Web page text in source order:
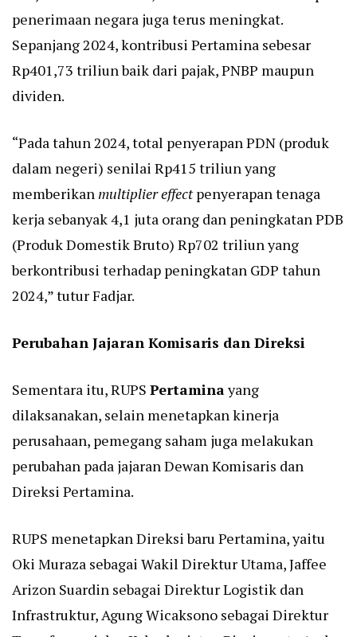
penerimaan negara juga terus meningkat.
Sepanjang 2024, kontribusi Pertamina sebesar
Rp401,73 triliun baik dari pajak, PNBP maupun
dividen.
“Pada tahun 2024, total penyerapan PDN (produk
dalam negeri) senilai Rp415 triliun yang
memberikanmultiplier effectpenyerapan tenaga
kerja sebanyak 4,1 juta orang dan peningkatan PDB
(Produk Domestik Bruto) Rp702 triliun yang
berkontribusi terhadap peningkatan GDP tahun
2024,” tutur Fadjar.
Perubahan Jajaran Komisaris dan Direksi
Sementara itu, RUPS Pertaminayang
dilaksanakan, selain menetapkan kinerja
perusahaan, pemegang saham juga melakukan
perubahan pada jajaran Dewan Komisaris dan
Direksi Pertamina.
RUPS menetapkan Direksi baru Pertamina, yaitu
Oki Muraza sebagai Wakil Direktur Utama, Jaffee
Arizon Suardin sebagai Direktur Logistik dan
Infrastruktur, Agung Wicaksono sebagai Direktur